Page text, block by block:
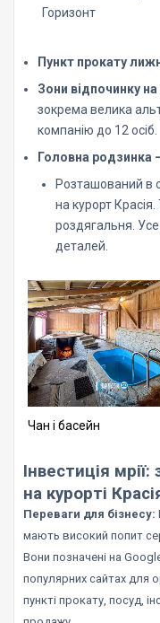
Горизонт
Пункт прокату
Зони відпочинку на
зокрема велика
компанію до 12 осіб.
Головна родзинка
Розташований в
на курорт
роздягальня.
деталей.
Чан і басейн
Інвестиція
на курорті
Переваги для бізнесу:
мають високий попит
Вони позначені на
популярних сайтах для
пункті прокату, посуд,